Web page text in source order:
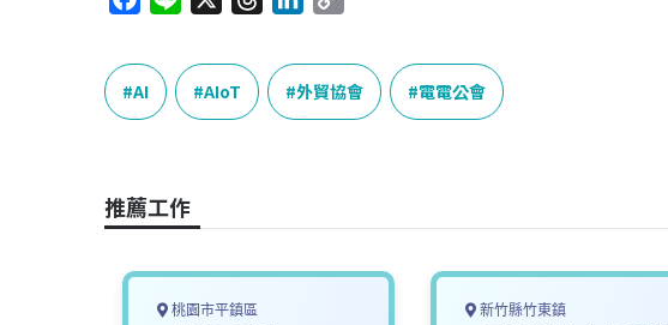
c
e
b
k
n
e
n
k
e
p
y
L
AI AIoT 外貿協會 電電公會
推薦工作
桃園市平鎮區 新竹縣竹東鎮